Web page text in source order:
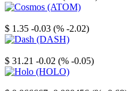
$ 1.35 -0.03 (% -2.02)
$ 31.21 -0.02 (% -0.05)